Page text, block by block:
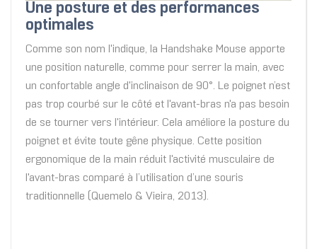
Une posture et des performances
optimales
Comme son nom l'indique, la Handshake Mouse apporte
une position naturelle, comme pour serrer la main, avec
un confortable angle d'inclinaison de 90°. Le poignet n’est
pas trop courbé sur le côté et l'avant-bras n'a pas besoin
de se tourner vers l'intérieur. Cela améliore la posture du
poignet et évite toute gêne physique. Cette position
ergonomique de la main réduit l'activité musculaire de
l'avant-bras comparé à l’utilisation d’une souris
traditionnelle (Quemelo & Vieira, 2013).